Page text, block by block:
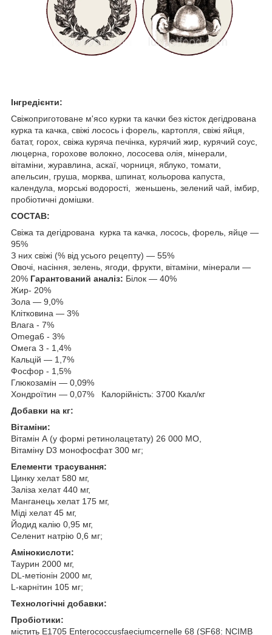
Інгредієнти:
Свіжоприготоване м'ясо курки та качки без кісток дегідрована
курка та качка, свіжі лосось і форель, картопля, свіжі яйця,
батат, горох, свіжа куряча печінка, курячий жир, курячий соус,
люцерна, горохове волокно, лососева олія, мінерали,
вітаміни, журавлина, аскаї, чорниця, яблуко, томати,
апельсин, груша, морква, шпинат, кольорова капуста,
календула, морські водорості, женьшень, зелений чай, імбир,
пробіотичні домішки.
СОСТАВ:
Свіжа та дегідрована курка та качка, лосось, форель, яйце —
95%
З них свіжі (% від усього рецепту) — 55%
Овочі, насіння, зелень, ягоди, фрукти, вітаміни, мінерали —
20% Гарантований аналіз: Білок — 40%
Жир- 20%
Зола — 9,0%
Клітковина — 3%
Влага - 7%
Omega6 - 3%
Омега 3 - 1,4%
Кальцій — 1,7%
Фосфор - 1,5%
Глюкозамін — 0,09%
Хондроїтин — 0,07% Калорійність: 3700 Ккал/кг
Добавки на кг:
Вітаміни:
Вітамін А (у формі ретинолацетату) 26 000 МО,
Вітаміну D3 монофосфат 300 мг;
Елементи трасування:
Цинку хелат 580 мг,
Заліза хелат 440 мг,
Манганець хелат 175 мг,
Міді хелат 45 мг,
Йодид калію 0,95 мг,
Селенит натрію 0,6 мг;
Амінокислоти:
Таурин 2000 мг,
DL-метіонін 2000 мг,
L-карнітин 105 мг;
Технологічні добавки:
Пробіотики:
містить E1705 Enterococcusfaeciumcernelle 68 (SF68: NCIMB